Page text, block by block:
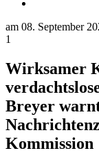
am 08. September
1
Wirksamer
Breyer
Kommission